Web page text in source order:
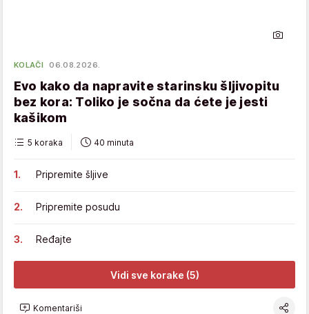
KOLAČI 06.08.2026.
Evo kako da napravite starinsku šljivopitu
bez kora: Toliko je sočna da ćete je jesti
kašikom
5 koraka 40 minuta
Pripremite šljive
Pripremite posudu
Ređajte
Vidi sve korake (5)
Komentariši